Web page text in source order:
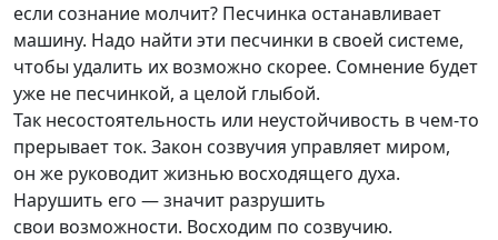
если сознание молчит? Песчинка останавливает
машину. Надо найти эти песчинки в своей системе,
чтобы удалить их возможно скорее. Сомнение будет
уже не песчинкой, а целой глыбой.
Так несостоятельность или неустойчивость в чем-то
прерывает ток. Закон созвучия управляет миром,
он же руководит жизнью восходящего духа.
Нарушить его — значит разрушить
свои возможности. Восходим по созвучию.